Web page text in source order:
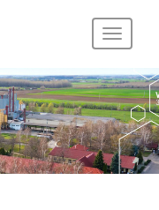
Toggle